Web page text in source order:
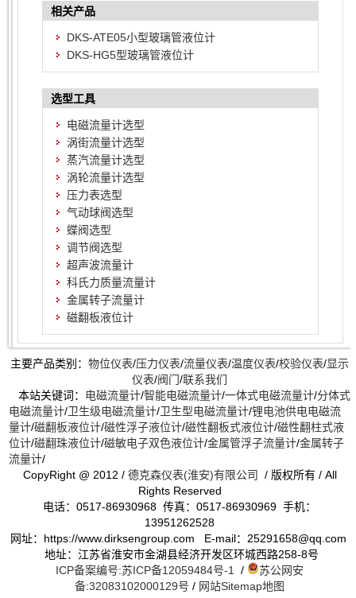
相关产品
DKS-ATE05小型玻璃管液位计
DKS-HG5型玻璃管液位计
选型工具
电磁流量计选型
涡街流量计选型
蒸汽流量计选型
涡轮流量计选型
压力表选型
气动球阀选型
蝶阀选型
调节阀选型
超声波流量计
科氏力质量流量计
金属转子流量计
磁翻板液位计
主要产品类别： 物位仪表/压力仪表/流量仪表/温度仪表/校验仪表/显示
仪表/阀门/联系我们
本站关键词： 电磁流量计/智能电磁流量计/一体式电磁流量计/分体式
电磁流量计/卫生级电磁流量计/卫生型电磁流量计/锂电池供电电磁流
量计/磁翻板液位计/磁性浮子液位计/磁性翻板式液位计/磁性翻柱式液
位计/磁翻珠液位计/磁敏电子双色液位计/金属管浮子流量计/金属转子
流量计/
CopyRight @ 2012 / 德克森仪表(淮安)有限公司 / 版权所有 / All
Rights Reserved
电话：0517-86930968 传真：0517-86930969 手机：
13951262528
网址：https://www.dirksengroup.com E-mail：25291658@qq.com
地址：江苏省淮安市金湖县经济开发区环城西路258-8号
ICP备案编号:苏ICP备12059484号-1
/
苏公网安
备:32083102000129号 / 网站Sitemap地图